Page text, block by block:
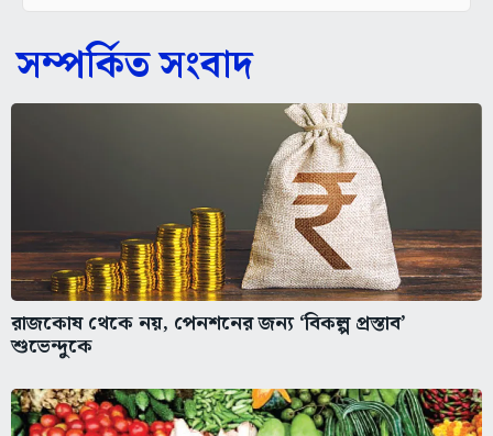
সম্পর্কিত সংবাদ
রাজকোষ থেকে নয়, পেনশনের জন্য ‘বিকল্প প্রস্তাব’
শুভেন্দুকে